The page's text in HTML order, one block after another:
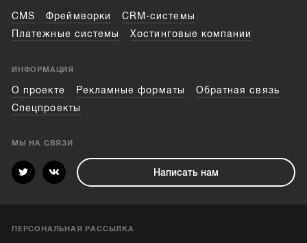
CMS Фреймворки
CRM-системы
Платежные системы
Хостинговые компании
ИНФОРМАЦИЯ
О проекте Рекламные форматы
Обратная связь
Спецпроекты
МЫ НА СВЯЗИ
Написать нам
ПЕРСОНАЛЬНАЯ РАССЫЛКА